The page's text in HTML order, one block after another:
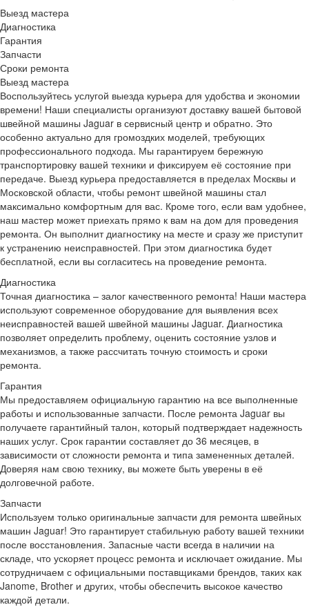
Выезд мастера
Диагностика
Гарантия
Запчасти
Сроки ремонта
Выезд мастера
Воспользуйтесь услугой выезда курьера для удобства и экономии
времени! Наши специалисты организуют доставку вашей бытовой
швейной машины Jaguar в сервисный центр и обратно. Это
особенно актуально для громоздких моделей, требующих
профессионального подхода. Мы гарантируем бережную
транспортировку вашей техники и фиксируем её состояние при
передаче. Выезд курьера предоставляется в пределах Москвы и
Московской области, чтобы ремонт швейной машины стал
максимально комфортным для вас. Кроме того, если вам удобнее,
наш мастер может приехать прямо к вам на дом для проведения
ремонта. Он выполнит диагностику на месте и сразу же приступит
к устранению неисправностей. При этом диагностика будет
бесплатной, если вы согласитесь на проведение ремонта.
Диагностика
Точная диагностика – залог качественного ремонта! Наши мастера
используют современное оборудование для выявления всех
неисправностей вашей швейной машины Jaguar. Диагностика
позволяет определить проблему, оценить состояние узлов и
механизмов, а также рассчитать точную стоимость и сроки
ремонта.
Гарантия
Мы предоставляем официальную гарантию на все выполненные
работы и использованные запчасти. После ремонта Jaguar вы
получаете гарантийный талон, который подтверждает надежность
наших услуг. Срок гарантии составляет до 36 месяцев, в
зависимости от сложности ремонта и типа замененных деталей.
Доверяя нам свою технику, вы можете быть уверены в её
долговечной работе.
Запчасти
Используем только оригинальные запчасти для ремонта швейных
машин Jaguar! Это гарантирует стабильную работу вашей техники
после восстановления. Запасные части всегда в наличии на
складе, что ускоряет процесс ремонта и исключает ожидание. Мы
сотрудничаем с официальными поставщиками брендов, таких как
Janome, Brother и других, чтобы обеспечить высокое качество
каждой детали.